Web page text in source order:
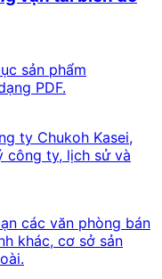
sản phẩm
PDF.
ty Chukoh Kasei,
công ty, lịch sử và
các văn phòng bán
khác, cơ sở sản